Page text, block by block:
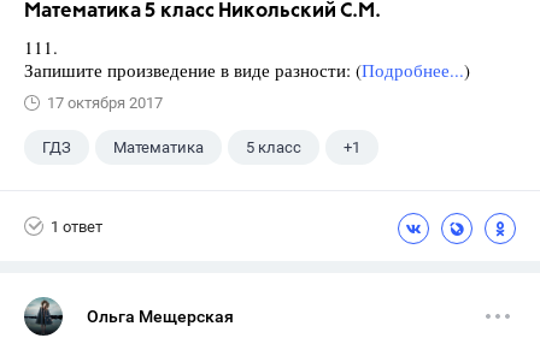
Математика 5 класс Никольский С.М.
111.
Запишите произведение в виде разности: (Подробнее...)
17 октября 2017
ГДЗ Математика 5 класс +1
1 ответ
Ольга Мещерская